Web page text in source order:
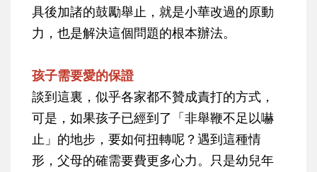
具後加諸的鼓勵舉止，就是小華改過的原動
力，也是解決這個問題的根本辦法。
孩子需要愛的保證
談到這裏，似乎各家都不贊成責打的方式，
可是，如果孩子已經到了「非舉鞭不足以嚇
止」的地步，要如何扭轉呢？遇到這種情
形，父母的確需要費更多心力。只是幼兒年